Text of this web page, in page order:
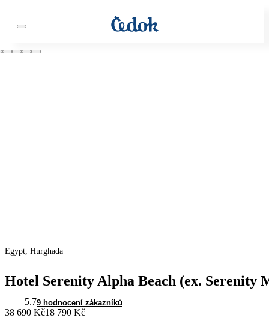
Egypt, Hurghada
Hotel Serenity Alpha Beach (ex. Serenity
5.79 hodnocení zákazníků
38 690 Kč18 790 Kč